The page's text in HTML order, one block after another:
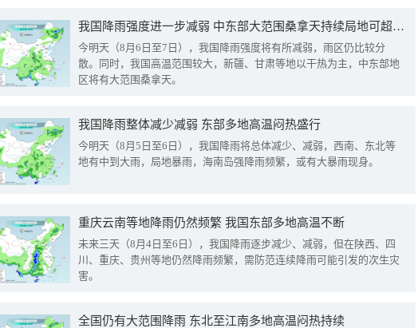
我国降雨强度进一步减弱 中东部大范围桑拿天持续局地可超38℃
今明天（8月6日至7日），我国降雨强度将有所减弱，雨区仍比较分
散。同时，我国高温范围较大，新疆、甘肃等地以干热为主，中东部地
区将有大范围桑拿天。
我国降雨整体减少减弱 东部多地高温闷热盛行
今明天（8月5日至6日），我国降雨将总体减少、减弱，西南、东北等
地有中到大雨，局地暴雨，海南岛强降雨频繁，或有大暴雨现身。
重庆云南等地降雨仍然频繁 我国东部多地高温不断
未来三天（8月4日至6日），我国降雨逐步减少、减弱，但在陕西、四
川、重庆、贵州等地仍然降雨频繁，需防范连续降雨可能引发的次生灾
害。
全国仍有大范围降雨 东北至江南多地高温闷热持续